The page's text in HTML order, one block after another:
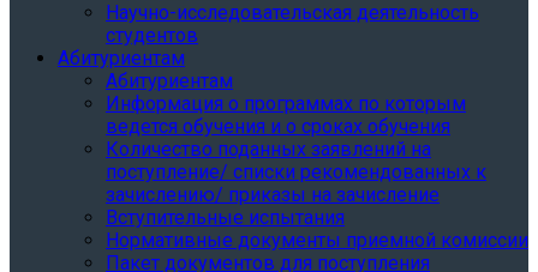
Научно-исследовательская деятельность
студентов
Абитуриентам
Абитуриентам
Информация о программах по которым
ведется обучения и о сроках обучения
Количество поданных заявлений на
поступление/ списки рекомендованных к
зачислению/ приказы на зачисление
Вступительные испытания
Нормативные документы приемной комиссии
Пакет документов для поступления